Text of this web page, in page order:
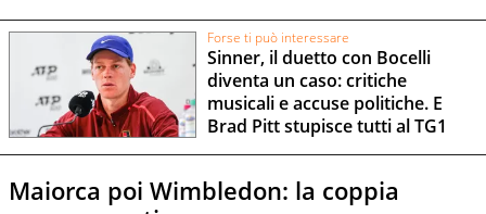
Forse ti può interessare
Sinner, il duetto con Bocelli
diventa un caso: critiche
musicali e accuse politiche. E
Brad Pitt stupisce tutti al TG1
Maiorca poi Wimbledon: la coppia